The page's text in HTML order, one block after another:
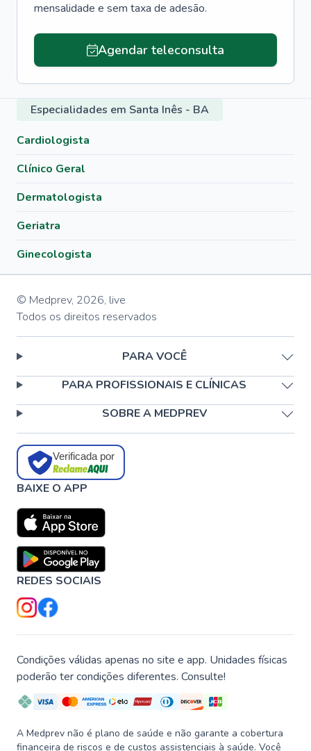
mensalidade e sem taxa de adesão.
Agendar teleconsulta
Especialidades em Santa Inês - BA
Cardiologista
Clínico Geral
Dermatologista
Geriatra
Ginecologista
© Medprev, 2026, live
Todos os direitos reservados
PARA VOCÊ
PARA PROFISSIONAIS E CLÍNICAS
SOBRE A MEDPREV
Verificada por
BAIXE O APP
REDES SOCIAIS
Condições válidas apenas no site e app. Unidades físicas
poderão ter condições diferentes. Consulte!
A Medprev não é plano de saúde e não garante a cobertura
financeira de riscos e de custos assistenciais à saúde. Você